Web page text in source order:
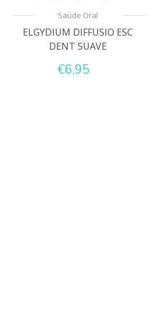
Saúde Oral
ELGYDIUM DIFFUSIO ESC
DENT SUAVE
€6,95